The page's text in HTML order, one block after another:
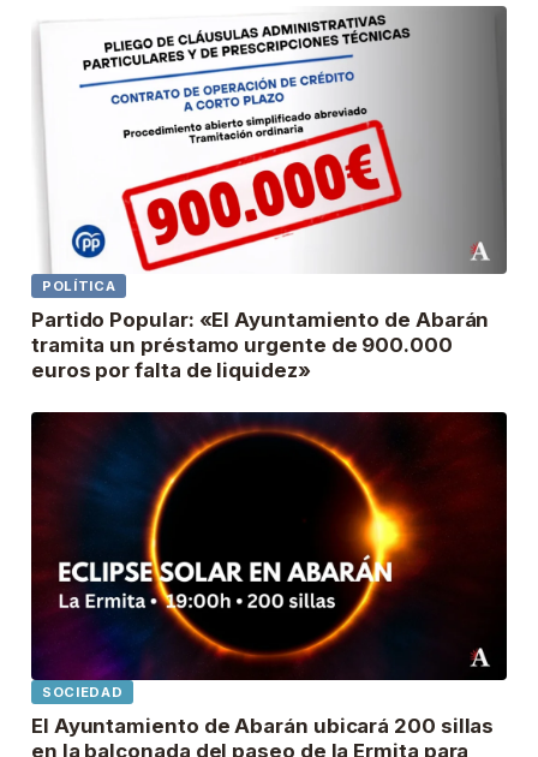
POLÍTICA
Partido Popular: «El Ayuntamiento de Abarán
tramita un préstamo urgente de 900.000
euros por falta de liquidez»
SOCIEDAD
El Ayuntamiento de Abarán ubicará 200 sillas
en la balconada del paseo de la Ermita para